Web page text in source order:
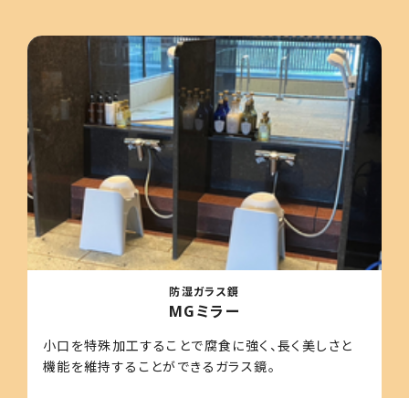
防湿ガラス鏡
MGミラー
小口を特殊加工することで腐食に強く、長く美しさと
機能を維持することができるガラス鏡。